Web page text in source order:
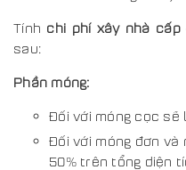
Tính chi phí xây nhà cấp
sau:
Phần móng:
Đối với móng cọc sẽ
Đối với móng đơn và
50% trên tổng diện